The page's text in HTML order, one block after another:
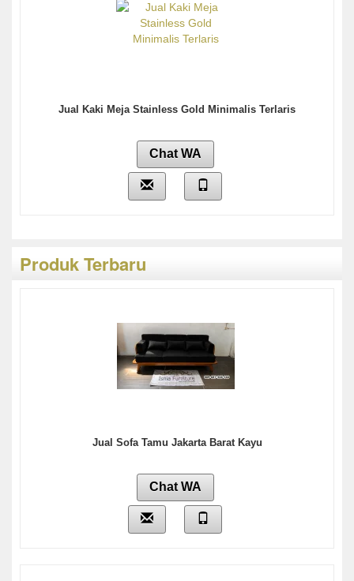
Jual Kaki Meja Stainless Gold Minimalis Terlaris
Chat WA
Produk Terbaru
Jual Sofa Tamu Jakarta Barat Kayu
Chat WA